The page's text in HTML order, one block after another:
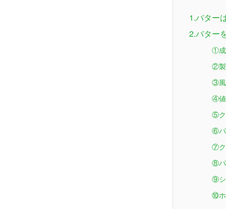
1.バター
2.バター
①
②
③
④
⑤ク
⑥パ
⑦ク
⑧パ
⑨シ
⑩ホ